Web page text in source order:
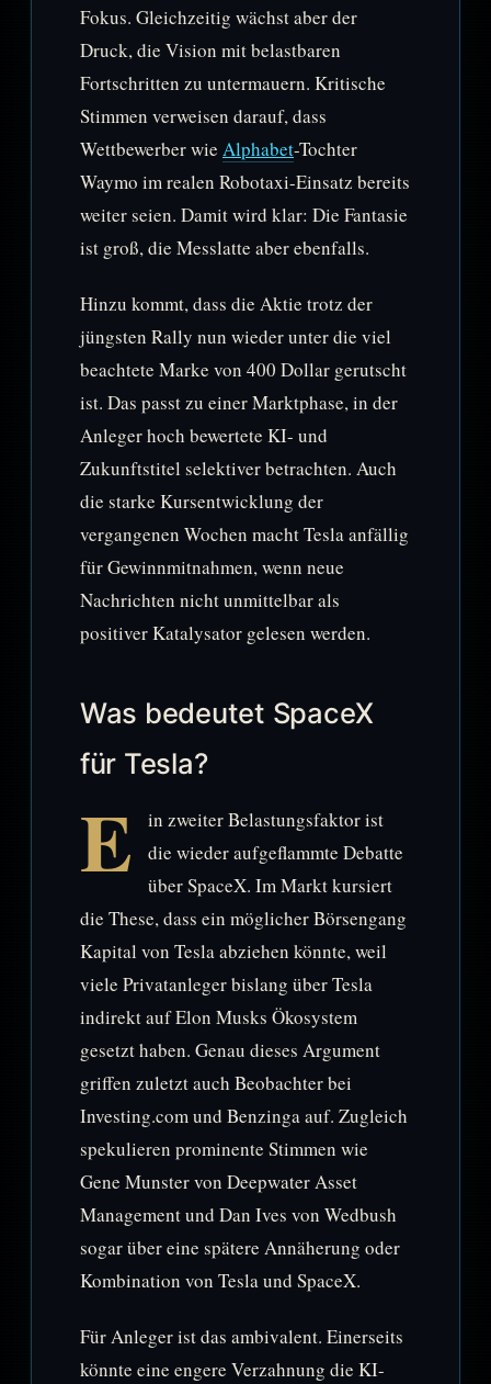
Fokus. Gleichzeitig wächst aber der
Druck, die Vision mit belastbaren
Fortschritten zu untermauern. Kritische
Stimmen verweisen darauf, dass
Wettbewerber wie Alphabet-Tochter
Waymo im realen Robotaxi-Einsatz bereits
weiter seien. Damit wird klar: Die Fantasie
ist groß, die Messlatte aber ebenfalls.
Hinzu kommt, dass die Aktie trotz der
jüngsten Rally nun wieder unter die viel
beachtete Marke von 400 Dollar gerutscht
ist. Das passt zu einer Marktphase, in der
Anleger hoch bewertete KI- und
Zukunftstitel selektiver betrachten. Auch
die starke Kursentwicklung der
vergangenen Wochen macht Tesla anfällig
für Gewinnmitnahmen, wenn neue
Nachrichten nicht unmittelbar als
positiver Katalysator gelesen werden.
Was bedeutet SpaceX
für Tesla?
E
in zweiter Belastungsfaktor ist
die wieder aufgeflammte Debatte
über SpaceX. Im Markt kursiert
die These, dass ein möglicher Börsengang
Kapital von Tesla abziehen könnte, weil
viele Privatanleger bislang über Tesla
indirekt auf Elon Musks Ökosystem
gesetzt haben. Genau dieses Argument
griffen zuletzt auch Beobachter bei
Investing.com und Benzinga auf. Zugleich
spekulieren prominente Stimmen wie
Gene Munster von Deepwater Asset
Management und Dan Ives von Wedbush
sogar über eine spätere Annäherung oder
Kombination von Tesla und SpaceX.
Für Anleger ist das ambivalent. Einerseits
könnte eine engere Verzahnung die KI-